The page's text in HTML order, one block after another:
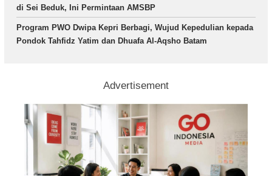
di Sei Beduk, Ini Permintaan AMSBP
Program PWO Dwipa Kepri Berbagi, Wujud Kepedulian kepada
Pondok Tahfidz Yatim dan Dhuafa Al-Aqsho Batam
Advertisement